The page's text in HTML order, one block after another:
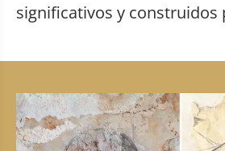
significativos y construidos